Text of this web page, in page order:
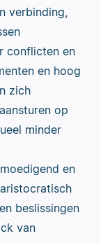
verbinding,
conflicten en
en hoog
zich
op
minder
en
beslissingen
van